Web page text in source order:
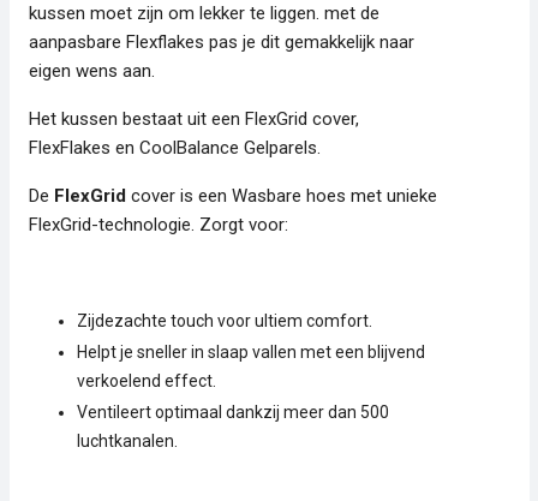
kussen moet zijn om lekker te liggen. met de
aanpasbare Flexflakes pas je dit gemakkelijk naar
eigen wens aan.
Het kussen bestaat uit een FlexGrid cover,
FlexFlakes en CoolBalance Gelparels.
De FlexGrid cover is een Wasbare hoes met unieke
FlexGrid-technologie. Zorgt voor:
Zijdezachte touch voor ultiem comfort.
Helpt je sneller in slaap vallen met een blijvend
verkoelend effect.
Ventileert optimaal dankzij meer dan 500
luchtkanalen.